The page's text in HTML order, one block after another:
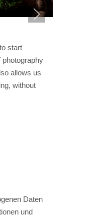
start
photography
allows us
without
Daten
und